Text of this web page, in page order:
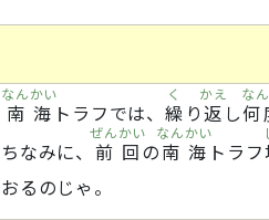
南海
なんかい
トラフでは、 繰
く
り 返
かえ
し 何
な
ちなみに、 前回
ぜんかい
の 南海
なんかい
トラフ
おるのじゃ。